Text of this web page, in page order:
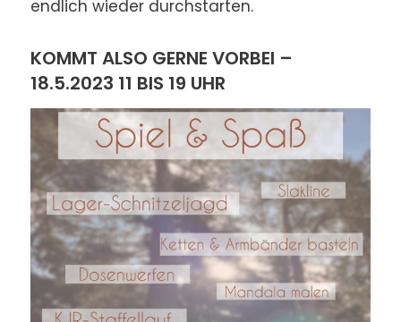
endlich wieder durchstarten.
KOMMT ALSO GERNE VORBEI –
18.5.2023 11 BIS 19 UHR